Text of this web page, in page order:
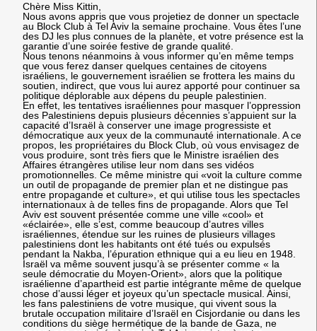
Chère Miss Kittin,
Nous avons appris que vous projetiez de donner un spectacle
au Block Club à Tel Aviv la semaine prochaine. Vous êtes l’une
des DJ les plus connues de la planète, et votre présence est la
garantie d’une soirée festive de grande qualité.
Nous tenons néanmoins à vous informer qu’en même temps
que vous ferez danser quelques centaines de citoyens
israéliens, le gouvernement israélien se frottera les mains du
soutien, indirect, que vous lui aurez apporté pour continuer sa
politique déplorable aux dépens du peuple palestinien.
En effet, les tentatives israéliennes pour masquer l’oppression
des Palestiniens depuis plusieurs décennies s’appuient sur la
capacité d’Israël à conserver une image progressiste et
démocratique aux yeux de la communauté internationale. A ce
propos, les propriétaires du Block Club, où vous envisagez de
vous produire, sont très fiers que le Ministre israélien des
Affaires étrangères utilise leur nom dans ses vidéos
promotionnelles. Ce même ministre qui «voit la culture comme
un outil de propagande de premier plan et ne distingue pas
entre propagande et culture», et qui utilise tous les spectacles
internationaux à de telles fins de propagande. Alors que Tel
Aviv est souvent présentée comme une ville «cool» et
«éclairée», elle s’est, comme beaucoup d’autres villes
israéliennes, étendue sur les ruines de plusieurs villages
palestiniens dont les habitants ont été tués ou expulsés
pendant la Nakba, l’épuration ethnique qui a eu lieu en 1948.
Israël va même souvent jusqu’à se présenter comme « la
seule démocratie du Moyen-Orient», alors que la politique
israélienne d’apartheid est partie intégrante même de quelque
chose d’aussi léger et joyeux qu’un spectacle musical. Ainsi,
les fans palestiniens de votre musique, qui vivent sous la
brutale occupation militaire d’Israël en Cisjordanie ou dans les
conditions du siège hermétique de la bande de Gaza, ne